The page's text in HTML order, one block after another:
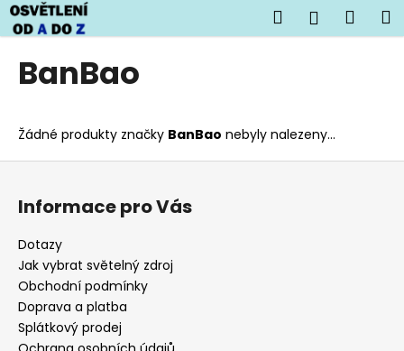
Přejít
na
obsah
Hledat
BanBao
Žádné produkty značky BanBao nebyly nalezeny...
K
o
o
p
o
t
ř
e
b
u
j
e
Z
Informace pro Vás
Dotazy
Jak vybrat světelný zdroj
Obchodní podmínky
Doprava a platba
Splátkový prodej